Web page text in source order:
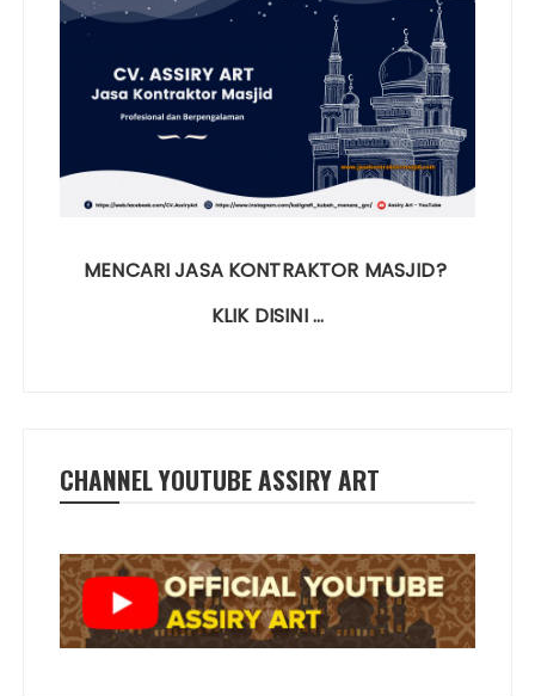
MENCARI JASA KONTRAKTOR MASJID?
KLIK DISINI …
CHANNEL YOUTUBE ASSIRY ART